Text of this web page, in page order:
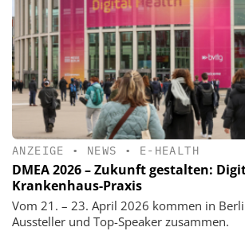
ANZEIGE • NEWS • E-HEALTH
DMEA 2026 – Zukunft gestalten:
Krankenhaus-Praxis
Vom 21. – 23. April 2026 kommen in
Aussteller und Top-Speaker zusammen.